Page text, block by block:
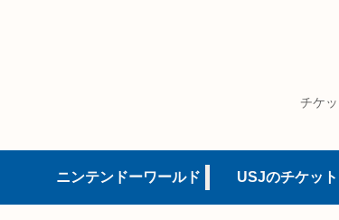
チケ
ニンテンドーワールド USJのチケット